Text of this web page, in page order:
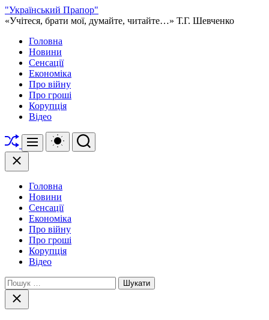
Перейти
до
"Український Прапор"
«Учітеся, брати мої, думайте, читайте…» Т.Г. Шевченко
Головна
Новини
Сенсації
Економіка
Про війну
Про гроші
Корупція
Відео
Перетасувати
Меню
Перемикач
кольорового
Пошук
Закрити
Головна
Новини
Сенсації
Економіка
Про війну
Про гроші
Корупція
Відео
Пошук:
Закрити
пошук